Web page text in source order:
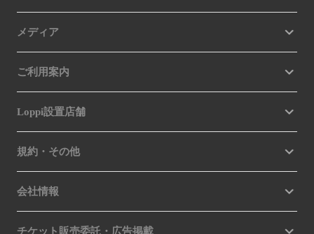
メディア
ご利用案内
Loppi設置店舗
規約・その他
会社情報
チケット販売委託・広告掲載